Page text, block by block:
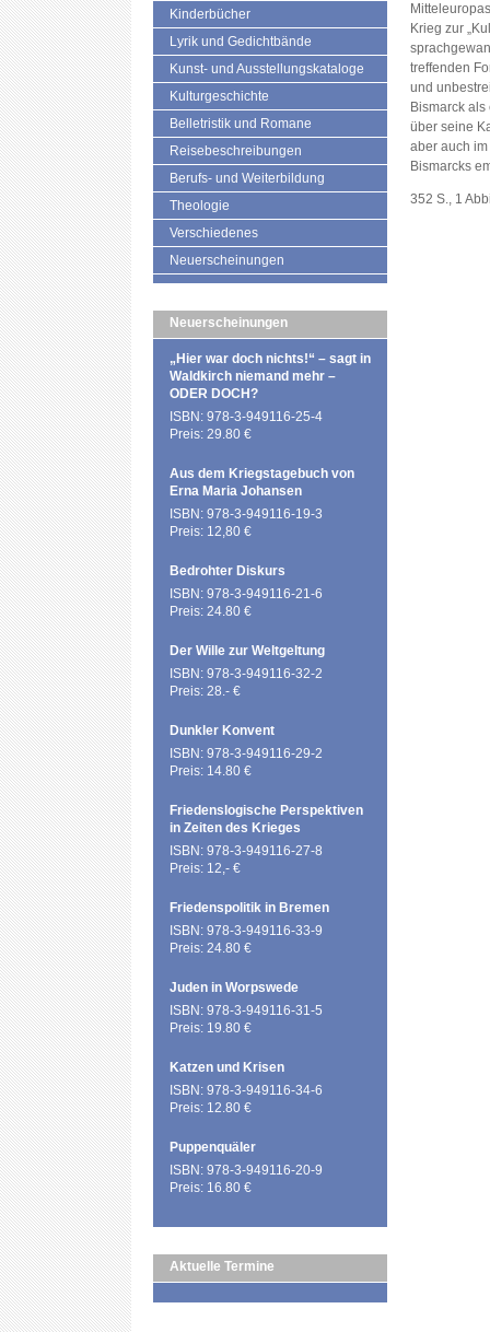
Kinderbücher
Lyrik und Gedichtbände
Kunst- und Ausstellungskataloge
Kulturgeschichte
Belletristik und Romane
Reisebeschreibungen
Berufs- und Weiterbildung
Theologie
Verschiedenes
Neuerscheinungen
Neuerscheinungen
„Hier war doch nichts!“ – sagt in
Waldkirch niemand mehr –
ODER DOCH?
ISBN: 978-3-949116-25-4
Preis: 29.80 €
Aus dem Kriegstagebuch von
Erna Maria Johansen
ISBN: 978-3-949116-19-3
Preis: 12,80 €
Bedrohter Diskurs
ISBN: 978-3-949116-21-6
Preis: 24.80 €
Der Wille zur Weltgeltung
ISBN: 978-3-949116-32-2
Preis: 28.- €
Dunkler Konvent
ISBN: 978-3-949116-29-2
Preis: 14.80 €
Friedenslogische Perspektiven
in Zeiten des Krieges
ISBN: 978-3-949116-27-8
Preis: 12,- €
Friedenspolitik in Bremen
ISBN: 978-3-949116-33-9
Preis: 24.80 €
Juden in Worpswede
ISBN: 978-3-949116-31-5
Preis: 19.80 €
Katzen und Krisen
ISBN: 978-3-949116-34-6
Preis: 12.80 €
Puppenquäler
ISBN: 978-3-949116-20-9
Preis: 16.80 €
Aktuelle Termine
Krieg zur
treffenden
und
Bismarck
über seine
aber auch
Bismarcks
352 S., 1